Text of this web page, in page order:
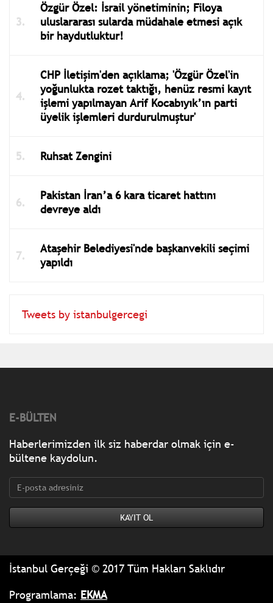
Özgür Özel: İsrail yönetiminin; Filoya
uluslararası sularda müdahale etmesi açık
bir haydutluktur!
CHP İletişim'den açıklama; 'Özgür Özel'in
yoğunlukta rozet taktığı, henüz resmi kayıt
işlemi yapılmayan Arif Kocabıyık’ın parti
üyelik işlemleri durdurulmuştur'
Ruhsat Zengini
Pakistan İran’a 6 kara ticaret hattını
devreye aldı
Ataşehir Belediyesi'nde başkanvekili seçimi
yapıldı
Tweets by istanbulgercegi
E-BÜLTEN
Haberlerimizden ilk siz haberdar olmak için e-
bültene kaydolun.
İstanbul Gerçeği © 2017 Tüm Hakları Saklıdır
Programlama: EKMA